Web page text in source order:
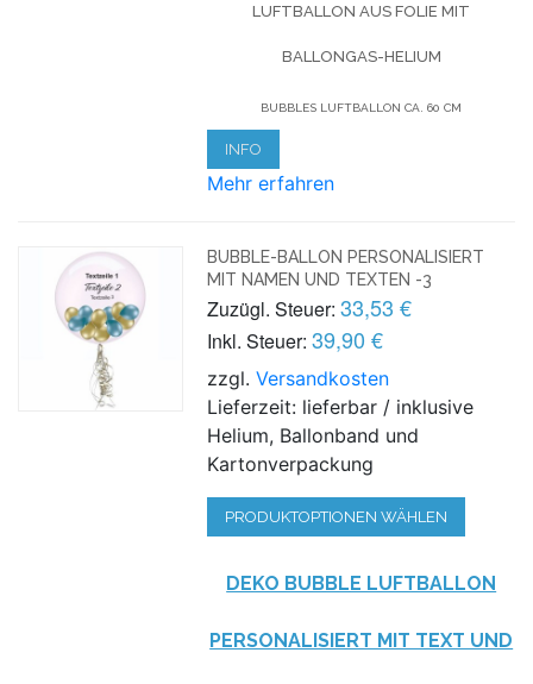
LUFTBALLON AUS FOLIE MIT
BALLONGAS-HELIUM
BUBBLES LUFTBALLON CA. 60 CM
INFO
Mehr erfahren
BUBBLE-BALLON PERSONALISIERT
MIT NAMEN UND TEXTEN -3
Zuzügl. Steuer: 33,53 €
Inkl. Steuer: 39,90 €
zzgl.Versandkosten
Lieferzeit: lieferbar / inklusive
Helium, Ballonband und
Kartonverpackung
PRODUKTOPTIONEN WÄHLEN
DEKO BUBBLE LUFTBALLON
PERSONALISIERT MIT TEXT UND